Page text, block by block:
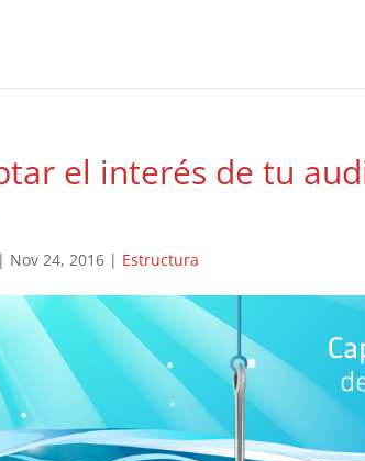
el interés de tu
| Nov 24, 2016 | Estructura